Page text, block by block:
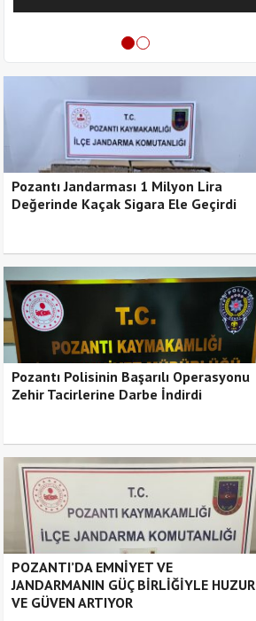
Pozantı Jandarması 1 Milyon Lira
Değerinde Kaçak Sigara Ele Geçirdi
Pozantı Polisinin Başarılı Operasyonu
Zehir Tacirlerine Darbe İndirdi
POZANTI’DA EMNİYET VE
JANDARMANIN GÜÇ BİRLİĞİYLE HUZUR
VE GÜVEN ARTIYOR